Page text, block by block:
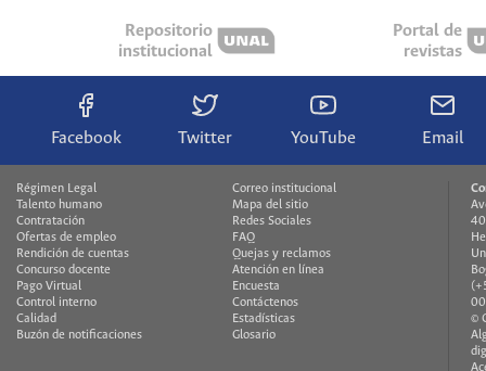
Repositorio
institucional
Portal de
revistas
Facebook Twitter YouTube Email
Régimen Legal
Talento humano
Contratación
Ofertas de empleo
Rendición de cuentas
Concurso docente
Pago Virtual
Control interno
Calidad
Buzón de notificaciones
Correo institucional
Mapa del sitio
Redes Sociales
FAQ
Quejas y reclamos
Atención en línea
Encuesta
Contáctenos
Estadísticas
Glosario
©